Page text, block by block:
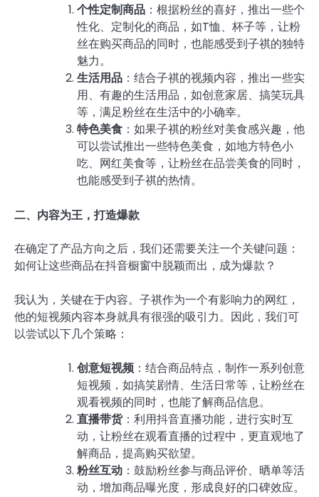
个性定制商品 ：根据粉丝的喜好，推出一些个
性化、定制化的商品，如T恤、杯子等，让粉
丝在购买商品的同时，也能感受到子祺的独特
魅力。
生活用品 ：结合子祺的视频内容，推出一些实
用、有趣的生活用品，如创意家居、搞笑玩具
等，满足粉丝在生活中的小确幸。
特色美食 ：如果子祺的粉丝对美食感兴趣，他
可以尝试推出一些特色美食，如地方特色小
吃、网红美食等，让粉丝在品尝美食的同时，
也能感受到子祺的热情。
二、内容为王，打造爆款
在确定了产品方向之后，我们还需要关注一个关键问题：
如何让这些商品在抖音橱窗中脱颖而出，成为爆款？
我认为，关键在于内容。子祺作为一个有影响力的网红，
他的短视频内容本身就具有很强的吸引力。因此，我们可
以尝试以下几个策略：
创意短视频 ：结合商品特点，制作一系列创意
短视频，如搞笑剧情、生活日常等，让粉丝在
观看视频的同时，也能了解商品信息。
直播带货：利用抖音直播功能，进行实时互
动，让粉丝在观看直播的过程中，更直观地了
解商品，提高购买欲望。
粉丝互动 ：鼓励粉丝参与商品评价、晒单等活
动，增加商品曝光度，形成良好的口碑效应。